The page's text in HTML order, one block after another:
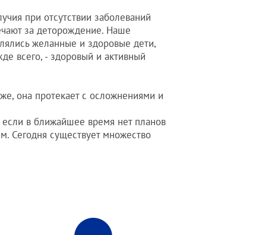
при отсутствии заболеваний
за деторождение. Наше
желанные и здоровые дети,
всего, - здоровый и активный
она протекает с осложнениями и
если в ближайшее время нет планов
Сегодня существует множество